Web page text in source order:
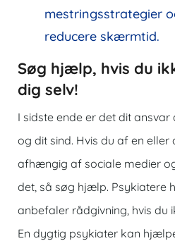
mestringsstrategier
reducere skærmtid.
Søg hjælp, hvis du
dig selv!
I sidste ende er det dit
og dit sind. Hvis du af en
afhængig af sociale medier
det, så søg hjælp. Psykiatere
anbefaler rådgivning, hvis du
En dygtig psykiater kan